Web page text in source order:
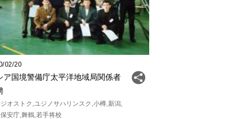
02/20
ア国境警備庁太平洋地域局関係者
オストク ユジノサハリンスク 小樽 新潟
安庁 舞鶴 若手将校